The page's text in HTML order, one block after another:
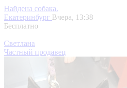
Найдена собака.
Екатеринбург Вчера, 13:38
Бесплатно
Светлана
Частный продавец